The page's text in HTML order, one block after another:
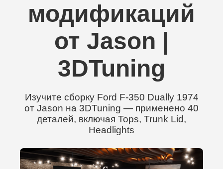
модификаций
от Jason |
3DTuning
Изучите сборку Ford F-350 Dually 1974
от Jason на 3DTuning — применено 40
деталей, включая Tops, Trunk Lid,
Headlights